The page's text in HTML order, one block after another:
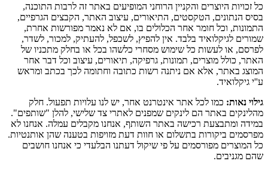
כל זכויות היוצרים והקניין הרוחני המופיעים באתר זה לרבות התוכנה,
בסיס הנתונים, הטקסטים, התיאורים, עיצוב האתר, הקבצים הגרפיים,
התמונות, וכל חומר אחר הכלולים בו, אם לא נאמר מפורשות אחרת,
שמורים לגיקלואיד בלבד. אין להפיץ, לשכפל, להעתיק, למכור, לשדר,
לפרסם, או לעשות כל שימוש מסחרי כלשהו בכל או בחלק מתכניו של
האתר, כולל מוצרים, תמונות, גרפיקה, תיאורים, עיצוב וכל דבר אחר
המוצג באתר, אלא אם ניתנה רשות כתובה וחתומה לכך בכתב ומראש
ע''י גיקלואיד.
גילוי נאות: כמו לכל אתר אינטרנט אחר, יש לנו עלויות תפעול. חלק
מהלינקים באתר הם לינקים שמפנים לאתרי צד שלישי, להלן "שותפים".
במידה ומתבצעת רכישה באתר השותף, אנחנו מקבלים עמלה. אנחנו לא
מפרסמים ביקורות בתשלום או חוות דעת מזויפות בטענה שהן אותנטיות.
כל המוצרים מפורסמים על פי שיקול דעתנו הבלעדי כי אנחנו חושבים
שהם מגניבים.